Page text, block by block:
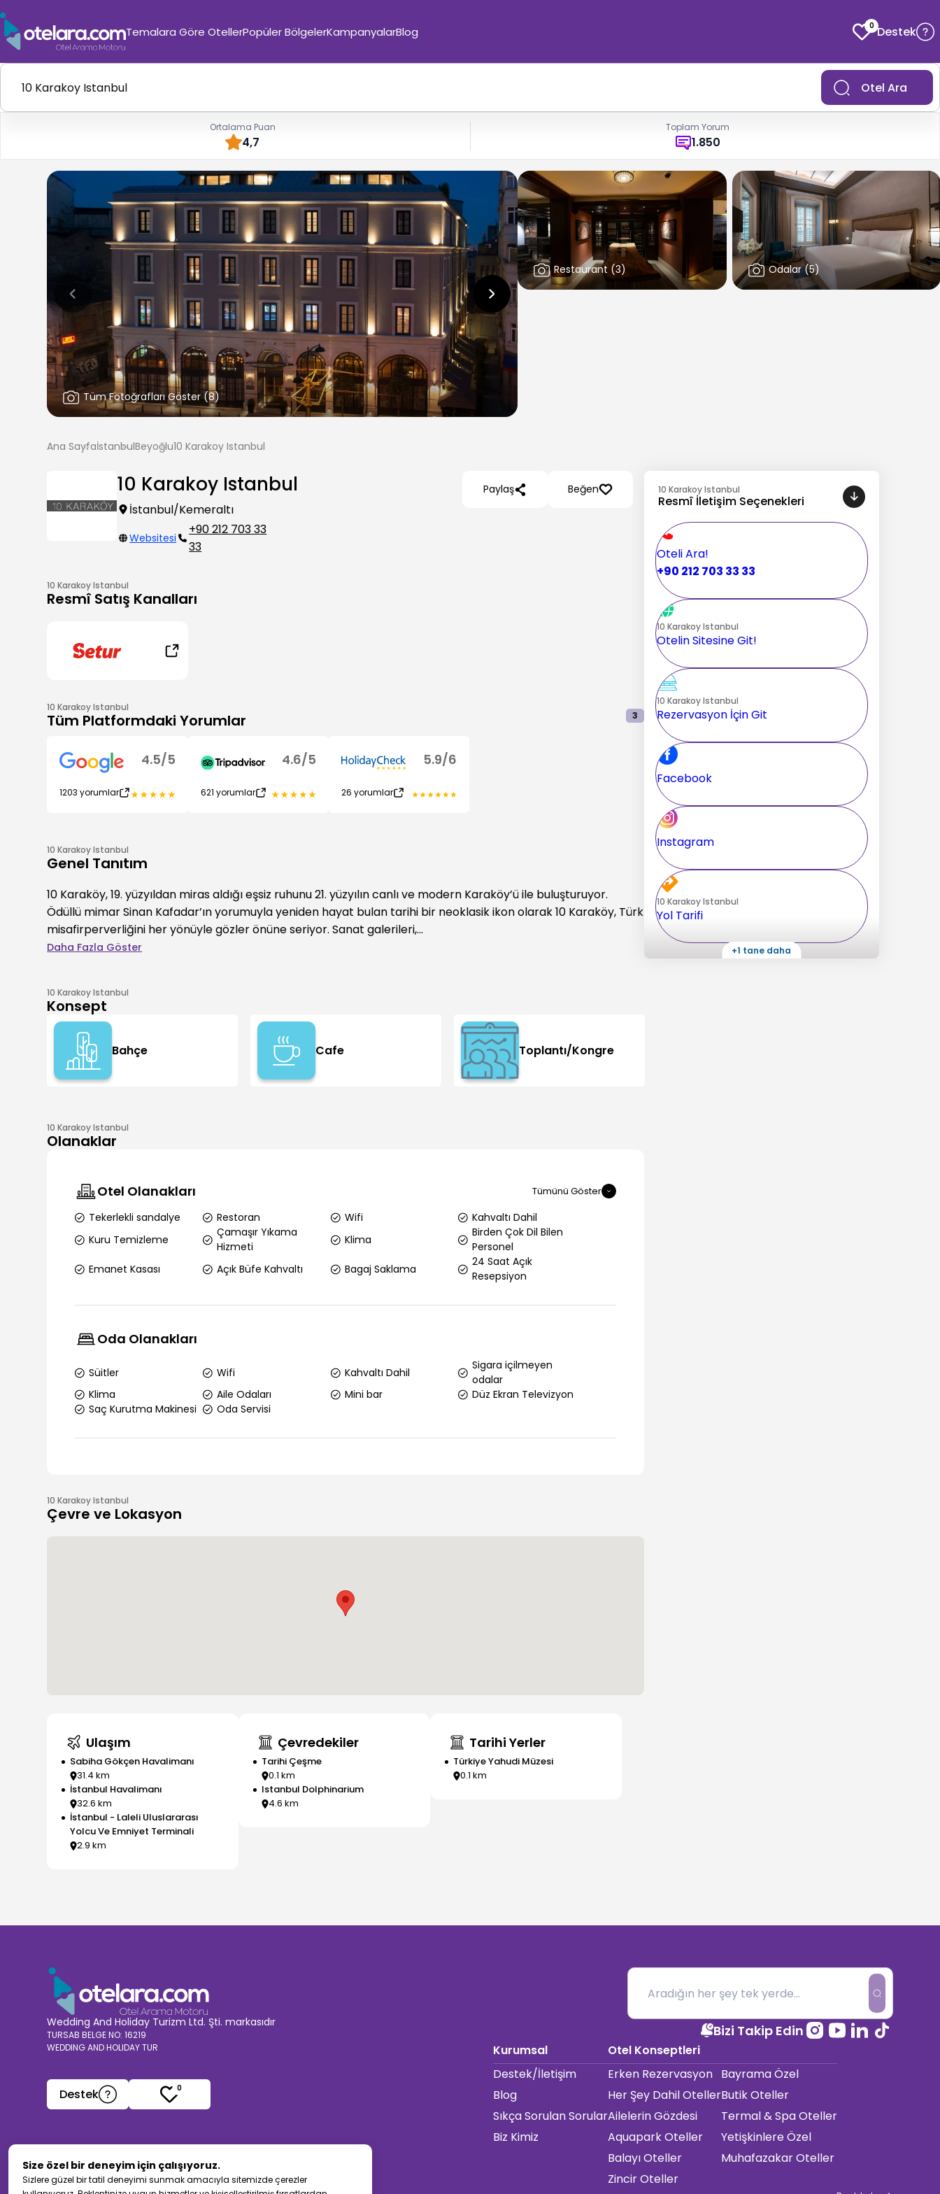
Temalara Göre OtellerPopüler BölgelerKampanyalarBlog 0 Destek
Otel Ara
Ortalama Puan
4,7
Toplam Yorum
1.850
Tüm Fotoğrafları Göster(8)
Restaurant (3) Odalar(5)
Ana SayfaİstanbulBeyoğlu10 Karakoy Istanbul
10 Karakoy Istanbul
İstanbul/Kemeraltı
Websitesi
+90 212 703 33
33
Paylaş Beğen
10 Karakoy Istanbul
Resmî Satış Kanalları
10 Karakoy Istanbul
Tüm Platformdaki Yorumlar 3
1203 yorumlar
4.5/5
621 yorumlar
4.6/5
26 yorumlar
5.9/6
10 Karakoy Istanbul
Genel Tanıtım
10 Karaköy, 19. yüzyıldan miras aldığı eşsiz ruhunu 21. yüzyılın canlı ve modern Karaköy’ü ile buluşturuyor.
Ödüllü mimar Sinan Kafadar’ın yorumuyla yeniden hayat bulan tarihi bir neoklasik ikon olarak 10 Karaköy, Türk
misafirperverliğini her yönüyle gözler önüne seriyor. Sanat galerileri,...
Daha Fazla Göster
10 Karakoy Istanbul
Konsept
Bahçe Cafe Toplantı/Kongre
10 Karakoy Istanbul
Olanaklar
Otel Olanakları Tümünü Göster
Tekerlekli sandalye Restoran Wifi
Kahvaltı Dahil
Kuru Temizleme
Çamaşır Yıkama
Hizmeti
Klima
Birden Çok Dil Bilen
Personel
Emanet Kasası
Açık Büfe Kahvaltı Bagaj Saklama
24 Saat Açık
Resepsiyon
Oda Olanakları
Süitler Wifi Kahvaltı Dahil
Sigara içilmeyen
odalar
Klima
Aile Odaları Mini bar
Düz Ekran Televizyon
Saç Kurutma Makinesi
Oda Servisi
10 Karakoy Istanbul
Çevre ve Lokasyon
Ulaşım
Sabiha Gökçen Havalimanı
31.4 km
İstanbul Havalimanı
32.6 km
İstanbul - Laleli Uluslararası
Yolcu Ve Emniyet Terminali
2.9 km
Çevredekiler
Tarihi Çeşme
0.1 km
Istanbul Dolphinarium
4.6 km
Tarihi Yerler
Türkiye Yahudi Müzesi
0.1 km
10 Karakoy Istanbul
Resmî İletişim Seçenekleri
Oteli Ara!
+90 212 703 33 33
10 Karakoy Istanbul
Otelin Sitesine Git!
10 Karakoy Istanbul
Rezervasyon İçin Git
Facebook
Instagram
10 Karakoy Istanbul
Yol Tarifi
+1 tane daha
Wedding And Holiday Turizm Ltd. Şti. markasıdır
TURSAB BELGE NO: 16219
WEDDING AND HOLIDAY TUR
Destek 0
Bizi Takip Edin
Kurumsal
Destek/İletişim
Blog
Sıkça Sorulan Sorular
Biz Kimiz
Otel Konseptleri
Erken Rezervasyon
Her Şey Dahil Oteller
Ailelerin Gözdesi
Aquapark Oteller
Balayı Oteller
Zincir Oteller
Bayrama Özel
Butik Oteller
Termal & Spa Oteller
Yetişkinlere Özel
Muhafazakar Oteller
Size özel bir deneyim için çalışıyoruz.
Sizlere güzel bir tatil deneyimi sunmak amacıyla sitemizde çerezler